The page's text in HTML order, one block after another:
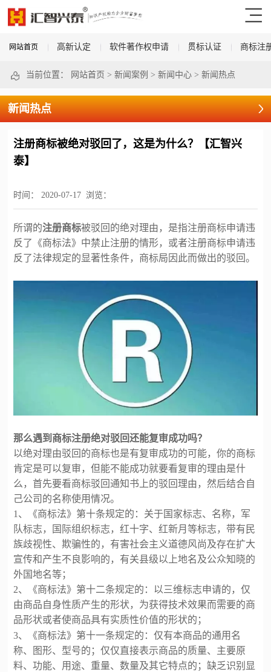
网站首页 高新认定 软件著作权申请 贯标认证 商标注
当前位置： 网站首页 > 新闻案例 > 新闻中心> 新闻热点
新闻热点
注册商标被绝对驳回了，这是为什么？【汇智兴
泰】
时间： 2020-07-17 浏览：
所谓的注册商标被驳回的绝对理由，是指注册商标申请违
反了《商标法》中禁止注册的情形，或者注册商标申请违
反了法律规定的显著性条件，商标局因此而做出的驳回。
那么遇到商标注册绝对驳回还能复审成功吗？
以绝对理由驳回的商标也是有复审成功的可能，你的商标
肯定是可以复审，但能不能成功就要看复审的理由是什
么，首先要看商标驳回通知书上的驳回理由，然后结合自
己公司的名称使用情况。
1、《商标法》第十条规定的：关于国家标志、名称，军
队标志，国际组织标志，红十字、红新月等标志，带有民
族歧视性、欺骗性的，有害社会主义道德风尚及存在扩大
宣传和产生不良影响的，有关县级以上地名及公众知晓的
外国地名等；
2、《商标法》第十二条规定的：以三维标志申请的，仅
由商品自身性质产生的形状，为获得技术效果而需要的商
品形状或者使商品具有实质性价值的形状的；
3、《商标法》第十一条规定的：仅有本商品的通用名
称、图形、型号的；仅仅直接表示商品的质量、主要原
料、功能、用途、重量、数量及其它特点的；缺乏识别显